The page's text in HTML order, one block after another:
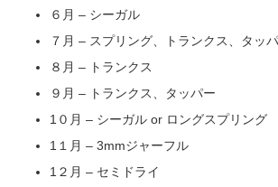
６月 – シーガル
７月 – スプリング、トランクス、タッ
８月 – トランクス
９月 – トランクス、タッパー
1０月 – シーガル or ロングスプリング
1１月 – 3mmジャーフル
1２月 – セミドライ